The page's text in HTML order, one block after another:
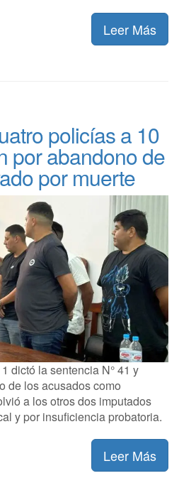
Leer Más
policías a 10
por abandono de
por muerte
dictó la sentencia N° 41 y
de los acusados como
a los otros dos imputados
y por insuficiencia probatoria.
Leer Más